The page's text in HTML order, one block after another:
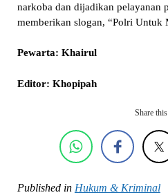
narkoba dan dijadikan pelayanan
memberikan slogan, “Polri Untuk
Pewarta: Khairul
Editor: Khopipah
Share
Published in Hukum & Kriminal